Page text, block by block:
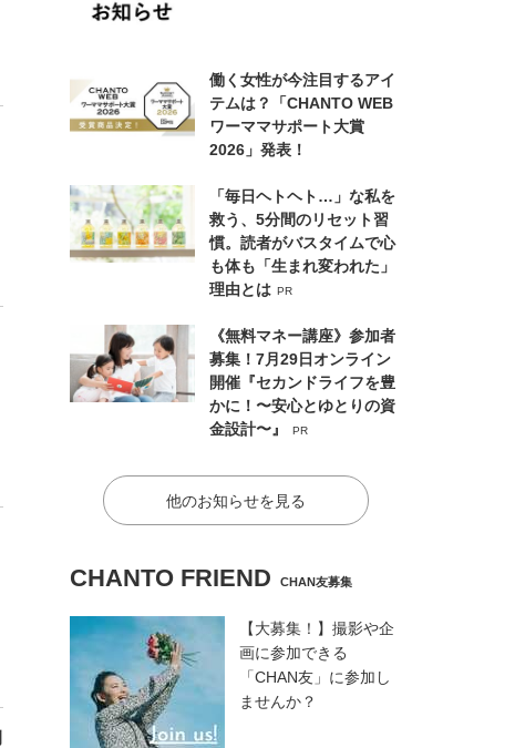
働く女性が今注目するアイ
テムは？「CHANTO WEB
ワーママサポート大賞
2026」発表！
「毎日ヘトヘト…」な私を
救う、5分間のリセット習
慣。読者がバスタイムで心
も体も「生まれ変われた」
理由とは PR
《無料マネー講座》参加者
募集！7月29日オンライン
開催『セカンドライフを豊
かに！〜安心とゆとりの資
金設計〜』
PR
他のお知らせを見る
CHANTO FRIEND CHAN友募集
【大募集！】撮影や企
画に参加できる
「CHAN友」に参加し
ませんか？